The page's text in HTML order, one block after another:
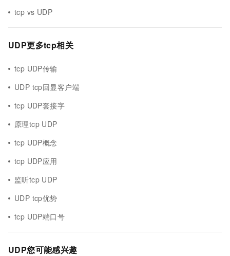
tcp vs UDP
UDP更多tcp相关
tcp UDP传输
UDP tcp回显客户端
tcp UDP套接字
原理tcp UDP
tcp UDP概念
tcp UDP应用
监听tcp UDP
UDP tcp优势
tcp UDP端口号
UDP您可能感兴趣